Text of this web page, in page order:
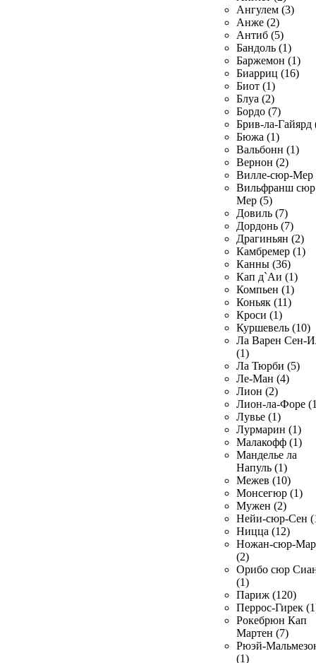
Ангулем (3)
Анже (2)
Антиб (5)
Бандоль (1)
Баржемон (1)
Биарриц (16)
Биот (1)
Блуа (2)
Бордо (7)
Брив-ла-Гайярд
Бюжа (1)
Вальбонн (1)
Вернон (2)
Вилле-сюр-Мер
Вильфранш сюр
Мер (5)
Довиль (7)
Дордонь (7)
Драгиньян (2)
Камбремер (1)
Канны (36)
Кап д`Аи (1)
Компьен (1)
Коньяк (11)
Кроси (1)
Куршевель (10)
Ла Варен Сен-
(1)
Ла Тюрби (5)
Ле-Ман (4)
Лион (2)
Лион-ла-Форе
Лувье (1)
Лурмарин (1)
Малакофф (1)
Манделье ла
Напуль (1)
Межев (10)
Монсегюр (1)
Мужен (2)
Нейи-сюр-Сен
Ницца (12)
Ножан-сюр-
(2)
Орибо сюр
(1)
Париж (120)
Перрос-Гирек
Рокебрюн Кап
Мартен (7)
Рюэй-
(1)